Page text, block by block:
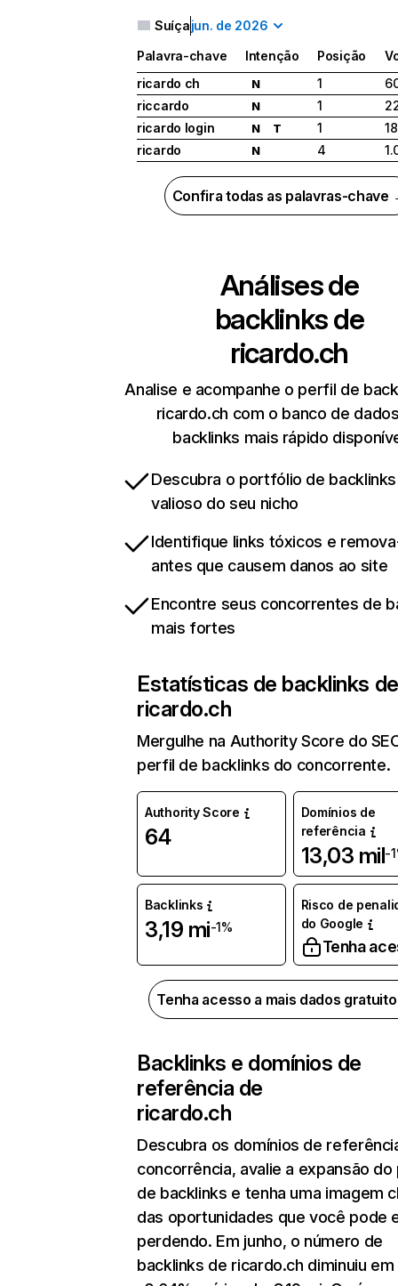
Suíçajun. de 2026
Palavra-chave Intenção Posição
ricardo ch
N 1
riccardo
N 1
ricardo login
N T 1
ricardo
N 4
Confira todas as palavras-chave
Análises de
backlinks de
ricardo.ch
Analise e acompanhe o perfil de
ricardo.ch com o banco de
backlinks mais rápido
Descubra o portfólio de
valioso do seu nicho
Identifique links tóxicos e
antes que causem danos ao site
Encontre seus concorrentes de
mais fortes
Estatísticas de backlinks de
ricardo.ch
Mergulhe na Authority Score do
perfil de backlinks do concorrente.
Authority Score
64
Domínios de
referência
13,03 mil-
Backlinks
3,19 mi-1%
Risco de
do Google
Tenha
Tenha acesso a mais dados
Backlinks e domínios de
referência de
ricardo.ch
Descubra os domínios de
concorrência, avalie a expansão
de backlinks e tenha uma imagem
das oportunidades que você pode
perdendo. Em junho, o número de
backlinks de ricardo.ch diminuiu em